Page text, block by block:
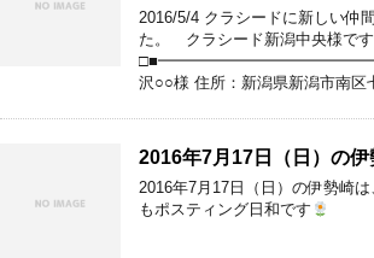
2016/5/4 クラシードに新しい仲
た。 クラシード新潟中央様で
沢○○様 住所：新潟県新潟市南
2016年7月17日（日）の伊
2016年7月17日（日）の伊勢
もポスティング日和です